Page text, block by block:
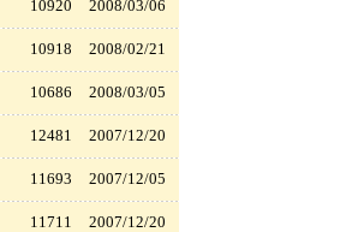
10920 2008/03/06
10918 2008/02/21
10686 2008/03/05
12481 2007/12/20
11693 2007/12/05
11711 2007/12/20